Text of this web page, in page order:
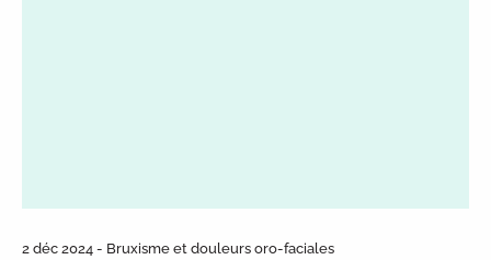
2 déc 2024 - Bruxisme et douleurs oro-faciales